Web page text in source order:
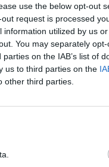
use the below opt-out
request is processed
utilized by us
You may separately
on the IAB’s list of
us to third parties on the
other third parties.